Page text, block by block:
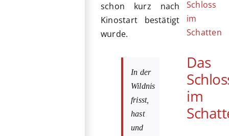
schon kurz nach
Kinostart bestätigt
wurde.
In der
Wildnis
frisst,
hast
und
Das
im